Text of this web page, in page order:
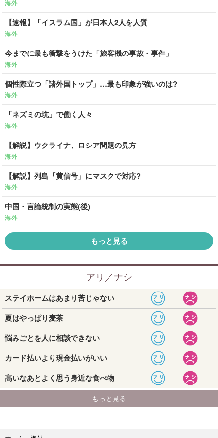
海外
【速報】「イスラム国」が日本人2人を人質
海外
今までに最も衝撃をうけた「旅客機の事故・事件」
海外
個性際立つ「諸外国トップ」…最も印象が強いのは?
海外
「ネズミの坑」で働く人々
海外
【解説】ウクライナ、ロシア問題の見方
海外
【解説】列島「黄信号」にマスクで対応?
海外
中国・言論統制の実態(後)
海外
もっと見る